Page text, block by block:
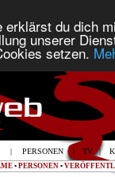
du dich
unserer
setzen.
| PERSONEN | TV |
• PERSONEN •